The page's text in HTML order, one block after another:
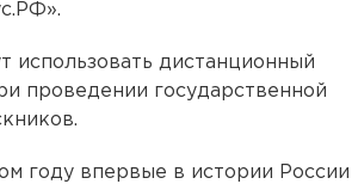
использовать дистанционный
проведении государственной
году впервые в истории России